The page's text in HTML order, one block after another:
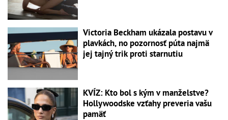
Victoria Beckham ukázala postavu v
plavkách, no pozornosť púta najmä
jej tajný trik proti starnutiu
KVÍZ: Kto bol s kým v manželstve?
Hollywoodske vzťahy preveria vašu
pamäť